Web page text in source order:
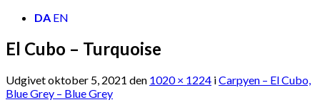
DA EN
El Cubo – Turquoise
Udgivetoktober 5, 2021 den 1020 × 1224 iCarpyen – El Cubo,
Blue Grey – Blue Grey